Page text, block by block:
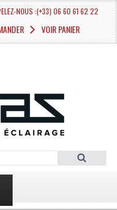
NOUS :(+33) 06 60 61 62 22
VOIR PANIER